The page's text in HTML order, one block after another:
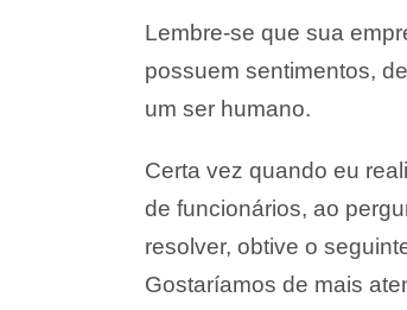
Lembre-se que sua
possuem sentimentos,
um ser humano.
Certa vez quando eu
de funcionários, ao
resolver, obtive o
Gostaríamos de mais